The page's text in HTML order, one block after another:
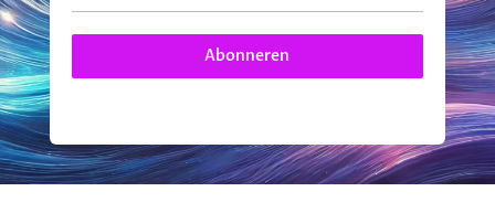
Abonneren